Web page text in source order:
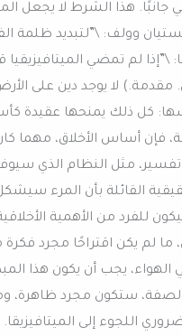
جانبًا. هذا الشرط لا
وولف: \”لتبديد ظلمة
\”إذا لم تمضي
مقدمة.) لا يوجد دين على
كل ذلك يمنحها عقيدة
فإن أساس الأخلاق، مهما
مثل النظام الذي
القائلة بأن المرء
للفرد من الأهمية
ما لم يكن اقتراحًا مجرد
يجب أن يكون هذا
الصفة، ستكون مجرد ظاهرة،
اللجوء إلى